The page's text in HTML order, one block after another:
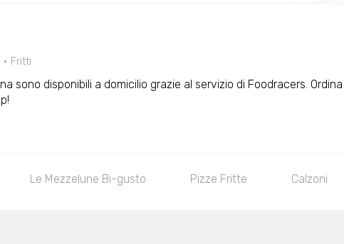
Fritti
sono disponibili a domicilio grazie al servizio di Foodracers.
Le Mezzelune Bi-gusto Pizze Fritte Calzoni